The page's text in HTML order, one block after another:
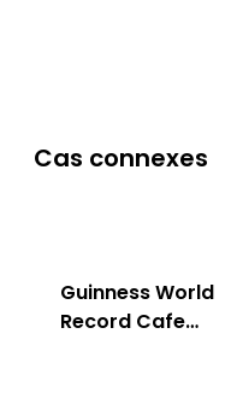
Cas connexes
Guinness World
Record Cafe